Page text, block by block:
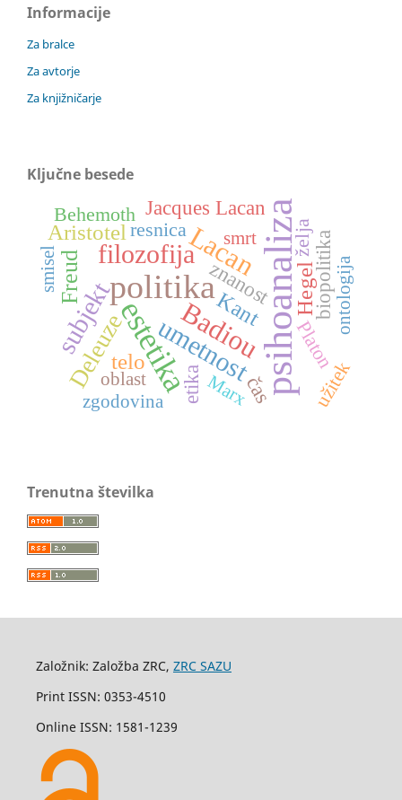
Informacije
Za bralce
Za avtorje
Za knjižničarje
Ključne besede
psihoanaliza
politika
estetikaBadiou
Lacan
filozofija
umetnost
subjekt
Deleuze
Freud
Kant
Aristotel
telo
Hegel
znanost
Jacques Lacan
etika čas
biopolitika
Platon
želja
Behemoth
užitek
resnica
ontologija
Marx
zgodovina
smrt
smisel
oblast
Trenutna številka
Založnik: Založba ZRC, ZRC SAZU
Print ISSN: 0353-4510
Online ISSN: 1581-1239